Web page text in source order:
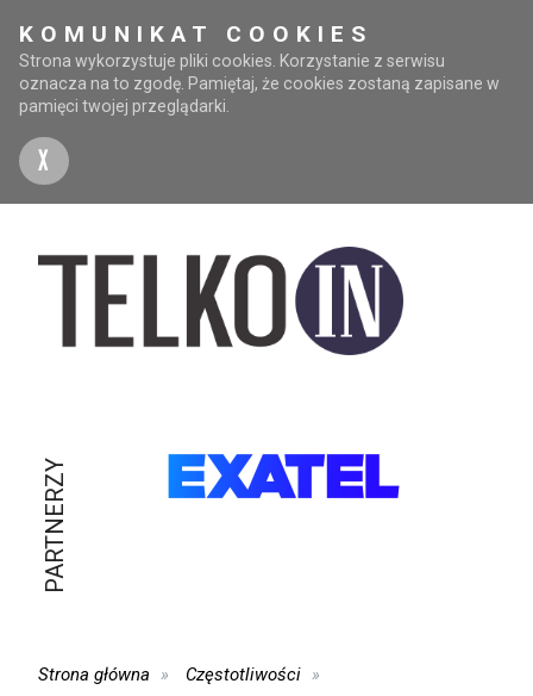
KOMUNIKAT COOKIES
Strona wykorzystuje pliki cookies. Korzystanie z serwisu
oznacza na to zgodę. Pamiętaj, że cookies zostaną zapisane w
pamięci twojej przeglądarki.
X
PARTNERZY
Strona główna
Częstotliwości